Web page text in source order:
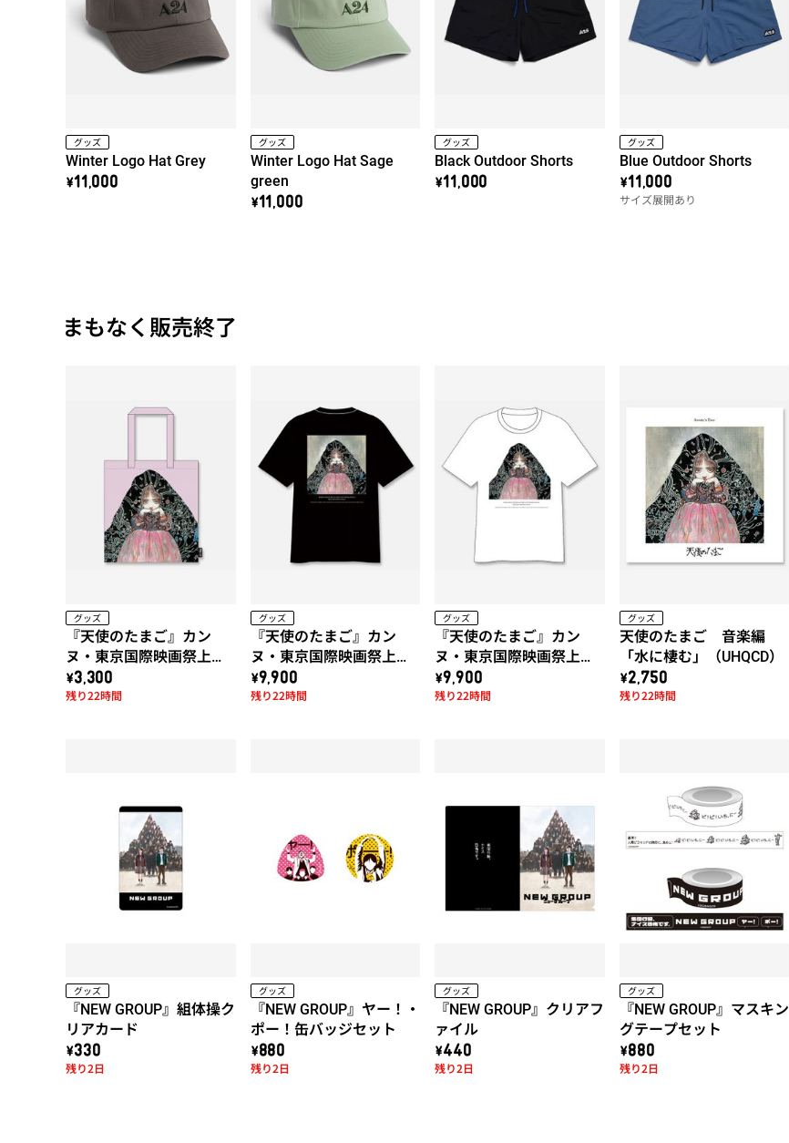
グッズ
Winter Logo Hat Grey
\11,000
グッズ
Winter Logo Hat Sage
green
\11,000
グッズ
Black Outdoor Shorts
\11,000
グッズ
Blue Outdoor Shorts
\11,000
サイズ展開あり
まもなく販売終了
グッズ
『天使のたまご』カン
ヌ・東京国際映画祭上映
作品!! 天使のたまご「水
に棲む」トートバッグ
\3,300
残り22時間
グッズ
『天使のたまご』カン
ヌ・東京国際映画祭上映
作品!! 天使のたまご「水
に棲む」x 久米繊維コラ
\9,900
残り22時間
グッズ
『天使のたまご』カン
ヌ・東京国際映画祭上映
作品!! 天使のたまご「水
に棲む」x 久米繊維コラ
\9,900
残り22時間
グッズ
天使のたまご 音楽編
「水に棲む」（UHQCD）
\2,750
残り22時間
グッズ
『NEW GROUP』組体操ク
リアカード
\330
残り2日
グッズ
『NEW GROUP』ヤー！・
ポー！缶バッジセット
\880
残り2日
グッズ
『NEW GROUP』クリアフ
ァイル
\440
残り2日
グッズ
『NEW GROUP』マスキン
グテープセット
\880
残り2日